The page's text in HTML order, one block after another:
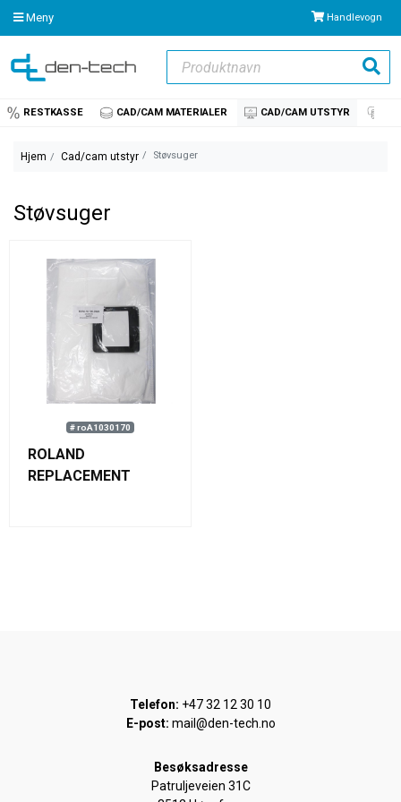
Meny Handlevogn
Søk
RESTKASSE CAD/CAM MATERIALER CAD/CAM UTSTYR
Hjem Cad/cam utstyr Støvsuger
Støvsuger
# roA1030170
ROLAND
REPLACEMENT
Telefon: +47 32 12 30 10
E-post: mail@den-tech.no
Besøksadresse
Patruljeveien 31C